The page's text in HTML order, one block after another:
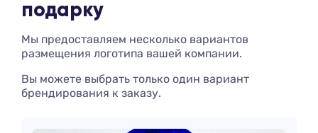
подарку
Мы предоставляем несколько вариантов
размещения логотипа вашей компании.
Вы можете выбрать только один вариант
брендирования к заказу.